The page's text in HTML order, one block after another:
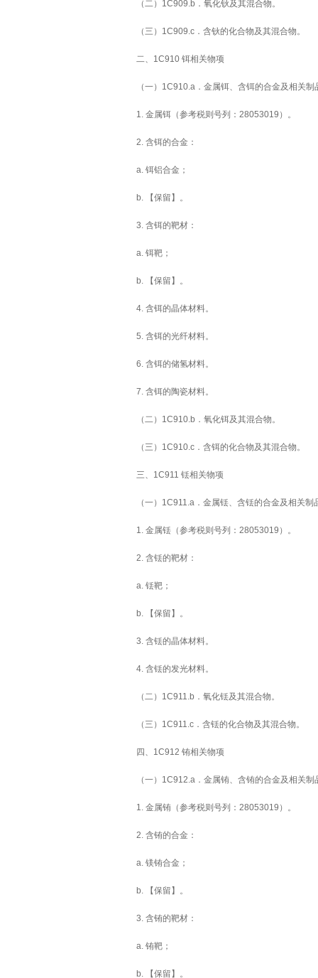
（二）1C909.b．氧化钬及其混合物。
（三）1C909.c．含钬的化合物及其混合物。
二、1C910 铒相关物项
（一）1C910.a．金属铒、含铒的合金及相关制
1. 金属铒（参考税则号列：28053019）。
2. 含铒的合金：
a. 铒铝合金；
b. 【保留】。
3. 含铒的靶材：
a. 铒靶；
b. 【保留】。
4. 含铒的晶体材料。
5. 含铒的光纤材料。
6. 含铒的储氢材料。
7. 含铒的陶瓷材料。
（二）1C910.b．氧化铒及其混合物。
（三）1C910.c．含铒的化合物及其混合物。
三、1C911 铥相关物项
（一）1C911.a．金属铥、含铥的合金及相关制
1. 金属铥（参考税则号列：28053019）。
2. 含铥的靶材：
a. 铥靶；
b. 【保留】。
3. 含铥的晶体材料。
4. 含铥的发光材料。
（二）1C911.b．氧化铥及其混合物。
（三）1C911.c．含铥的化合物及其混合物。
四、1C912 铕相关物项
（一）1C912.a．金属铕、含铕的合金及相关制
1. 金属铕（参考税则号列：28053019）。
2. 含铕的合金：
a. 镁铕合金；
b. 【保留】。
3. 含铕的靶材：
a. 铕靶；
b. 【保留】。